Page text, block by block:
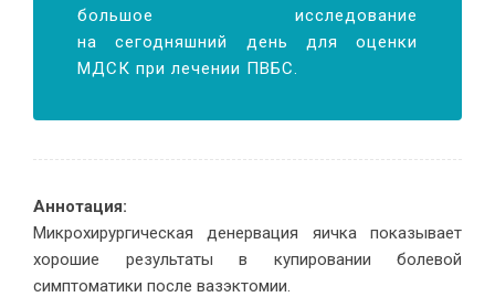
большое исследование
на сегодняшний день для оценки
МДСК при лечении ПВБС.
Аннотация:
Микрохирургическая денервация яичка показывает
хорошие результаты в купировании болевой
симптоматики после вазэктомии.